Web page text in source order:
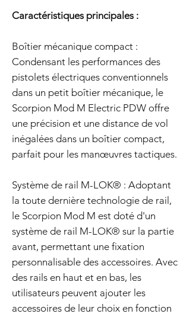
Caractéristiques principales :
Boîtier mécanique compact :
Condensant les performances des
pistolets électriques conventionnels
dans un petit boîtier mécanique, le
Scorpion Mod M Electric PDW offre
une précision et une distance de vol
inégalées dans un boîtier compact,
parfait pour les manœuvres tactiques.
Système de rail M-LOK® : Adoptant
la toute dernière technologie de rail,
le Scorpion Mod M est doté d'un
système de rail M-LOK® sur la partie
avant, permettant une fixation
personnalisable des accessoires. Avec
des rails en haut et en bas, les
utilisateurs peuvent ajouter les
accessoires de leur choix en fonction